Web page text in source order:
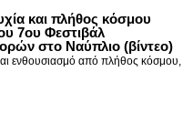
και πλήθος κόσμου
7ου Φεστιβάλ
στο Ναύπλιο (βίντεο)
ενθουσιασμό από πλήθος κόσμου,